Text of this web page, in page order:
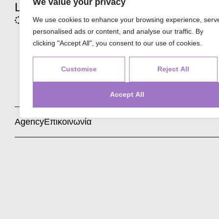
We value your privacy
We use cookies to enhance your browsing experience,
personalised ads or content, and analyse our traffic. By
clicking "Accept All", you consent to our use of cookies.
Customise Reject All
Accept All
Logistics
AgencyΕπικοινωνία